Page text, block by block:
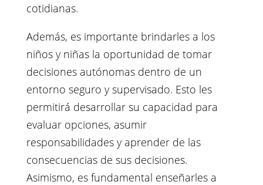
cotidianas.
Además, es importante brindarles a los
niños y niñas la oportunidad de tomar
decisiones autónomas dentro de un
entorno seguro y supervisado. Esto les
permitirá desarrollar su capacidad para
evaluar opciones, asumir
responsabilidades y aprender de las
consecuencias de sus decisiones.
Asimismo, es fundamental enseñarles a